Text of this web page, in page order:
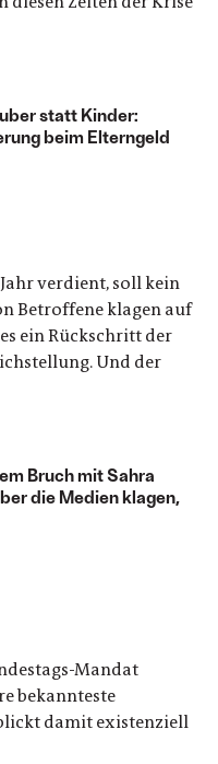
statt Kinder:
beim Elterngeld
verdient, soll kein
Betroffene klagen auf
ein Rückschritt der
Und der
Bruch mit Sahra
die Medien klagen,
Mandat
bekannteste
damit existenziell